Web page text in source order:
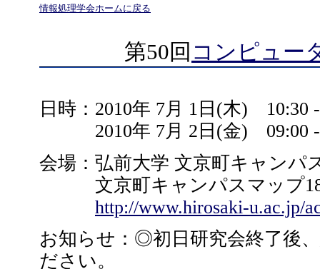
情報処理学会ホームに戻る
第50回 コンピュー
日時：2010年 7月 1日(木) 10:30
2010年 7月 2日(金) 09:00 -
会場：弘前大学 文京町キャンパ
文京町キャンパスマップ18
http://www.hirosaki-u.ac.jp/
お知らせ：◎初日研究会終了後
ださい。